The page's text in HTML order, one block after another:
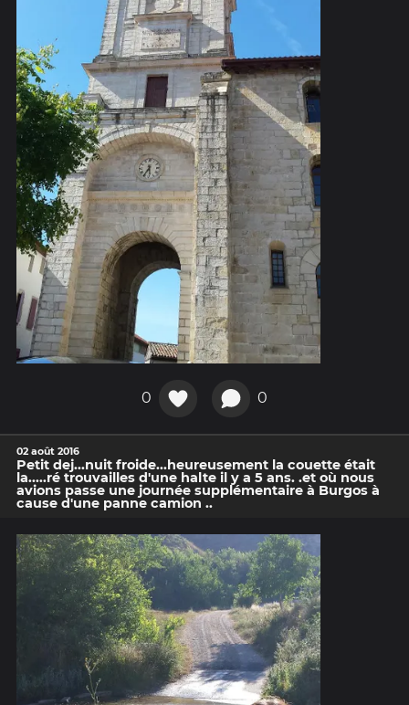
0 0
02 août 2016
Petit dej...nuit froide...heureusement la couette était
la.....ré trouvailles d'une halte il y a 5 ans. .et où nous
avions passe une journée supplémentaire à Burgos à
cause d'une panne camion ..